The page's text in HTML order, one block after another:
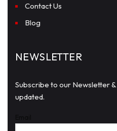
Contact Us
Blog
NEWSLETTER
Subscribe to our Newsletter
updated.